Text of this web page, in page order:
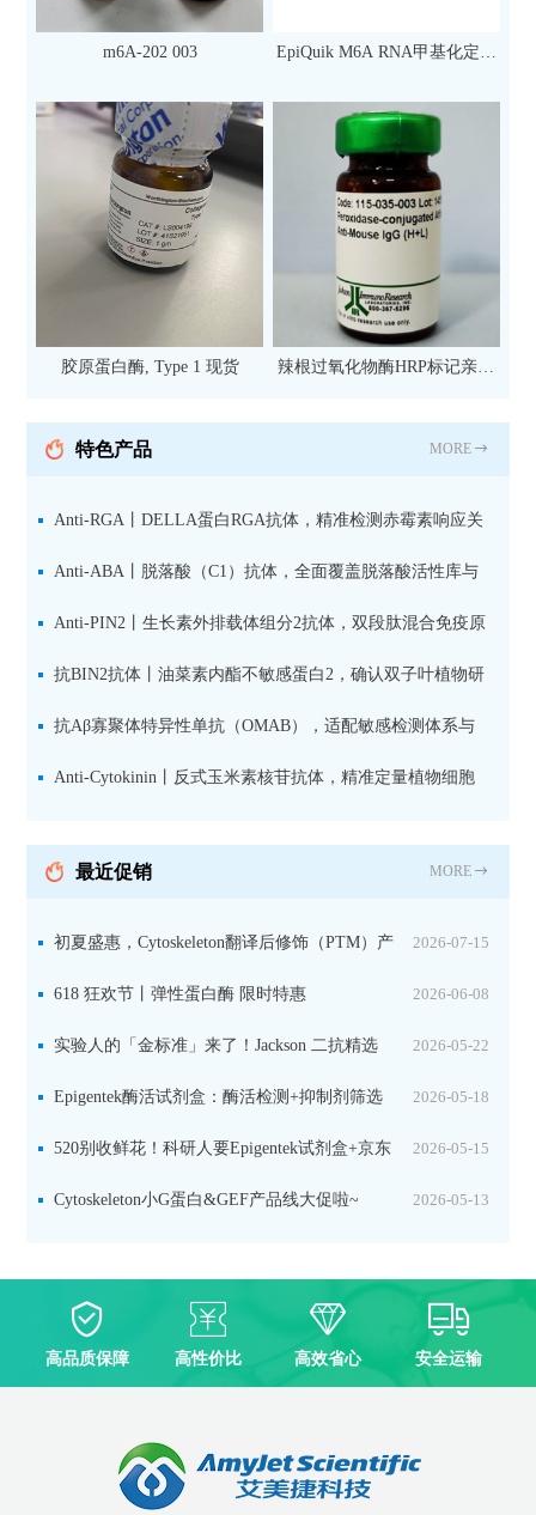
m6A-202 003
EpiQuik M6A RNA甲基化定量
次）
胶原蛋白酶, Type 1 现货
辣根过氧化物酶HRP标记亲和
抗 现货
特色产品 MORE
Anti-RGA丨DELLA蛋白RGA抗体，精准检测赤霉素响应关
键抑制因子
Anti-ABA丨脱落酸（C1）抗体，全面覆盖脱落酸活性库与
储存库
Anti-PIN2丨生长素外排载体组分2抗体，双段肽混合免疫原
设计方案
抗BIN2抗体丨油菜素内酯不敏感蛋白2，确认双子叶植物研
究数据特异性
抗Aβ寡聚体特异性单抗（OMAB），适配敏感检测体系与
活细胞实验
Anti-Cytokinin丨反式玉米素核苷抗体，精准定量植物细胞
最近促销 MORE
2026-07-15
初夏盛惠，Cytoskeleton翻译后修饰（PTM）产
品线放价啦！ 2026-06-08
618 狂欢节丨弹性蛋白酶 限时特惠
2026-05-22
实验人的「金标准」来了！Jackson 二抗精选
限时一口价，手慢无！ 2026-05-18
Epigentek酶活试剂盒：酶活检测+抑制剂筛选
双赋能，下单即赠京东卡 2026-05-15
520别收鲜花！科研人要Epigentek试剂盒+京东
卡！ 2026-05-13
Cytoskeleton小G蛋白&GEF产品线大促啦~
高品质保障 高性价比 高效省心 安全运输